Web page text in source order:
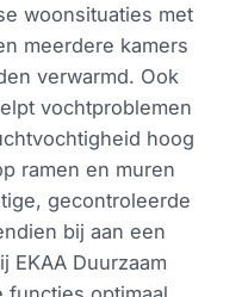
woonsituaties met
meerdere kamers
verwarmd. Ook
vochtproblemen
hoog
ramen en muren
gecontroleerde
bij aan een
EKAA Duurzaam